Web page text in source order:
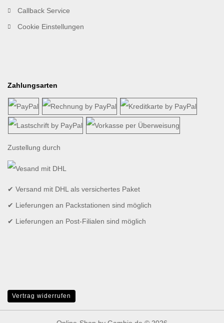
Callback Service
Cookie Einstellungen
Zahlungsarten
Zustellung durch
✔ Versand mit DHL als versichertes Paket
✔ Lieferungen an Packstationen sind möglich
✔ Lieferungen an Post-Filialen sind möglich
Vertrag widerrufen